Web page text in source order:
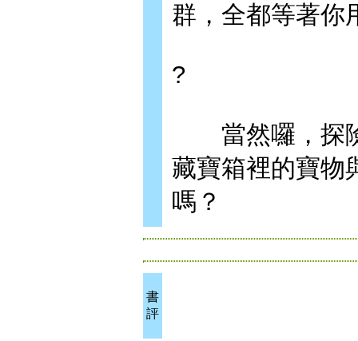
群，全都等著你
?
當然囉，探險
藏寶箱裡的寶物
嗎？
書
評